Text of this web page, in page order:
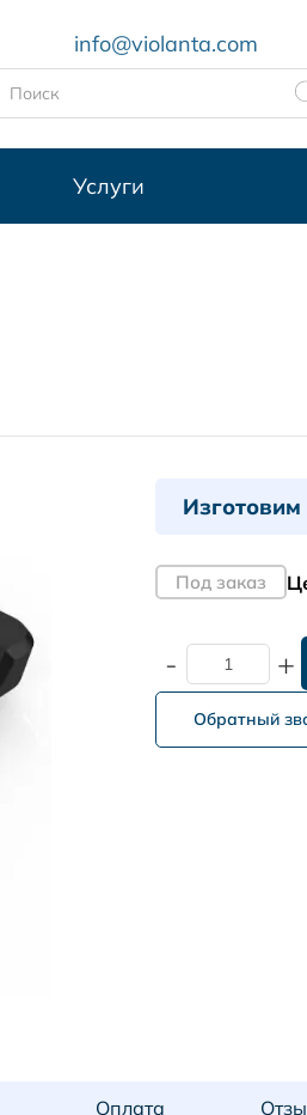
info@violanta.com
Услуги
Под заказ
- +
Обратный
Оплата